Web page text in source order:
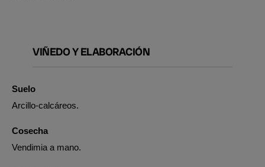
VIÑEDO Y ELABORACIÓN
Suelo
Arcillo-calcáreos.
Cosecha
Vendimia a mano.